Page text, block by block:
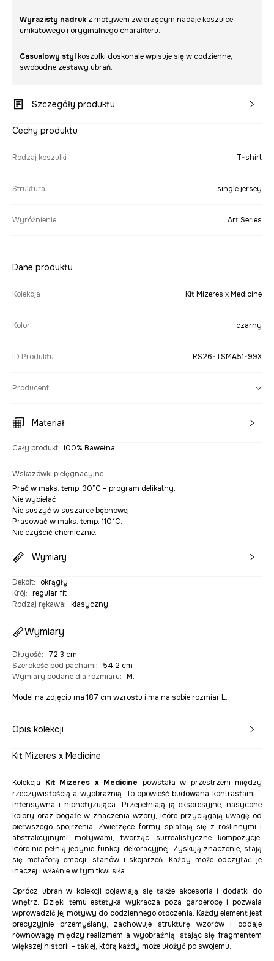
Wyrazisty nadruk z motywem zwierzęcym nadaje koszulce
unikatowego i oryginalnego charakteru.
Casualowy styl koszulki doskonale wpisuje się w codzienne,
swobodne zestawy ubrań.
Szczegóły produktu
Cechy produktu
Rodzaj koszulki T-shirt
Struktura single jersey
Wyróżnienie Art Series
Dane produktu
Kolekcja Kit Mizeres x Medicine
Kolor czarny
ID Produktu RS26-TSMA51-99X
Producent
Materiał
Cały produkt: 100% Bawełna
Wskazówki pielęgnacyjne:
Prać w maks. temp. 30°C – program delikatny.
Nie wybielać.
Nie suszyć w suszarce bębnowej.
Prasować w maks. temp. 110°C.
Nie czyścić chemicznie.
Wymiary
Dekolt:
okrągły
Krój: regular fit
Rodzaj rękawa: klasyczny
Wymiary
Długość:
72,3 cm
Szerokość pod pachami:
54,2 cm
Wymiary podane dla rozmiaru: M.
Model na zdjęciu ma 187 cm wzrostu i ma na sobie rozmiar L.
Opis kolekcji
Kit Mizeres x Medicine
Kolekcja Kit Mizeres x Medicine powstała w przestrzeni między
rzeczywistością a wyobraźnią. To opowieść budowana kontrastami –
intensywna i hipnotyzująca. Przepełniają ją ekspresyjne, nasycone
kolory oraz bogate w znaczenia wzory, które przyciągają uwagę od
pierwszego spojrzenia. Zwierzęce formy splatają się z roślinnymi i
abstrakcyjnymi motywami, tworząc surrealistyczne kompozycje,
które nie pełnią jedynie funkcji dekoracyjnej. Zyskują znaczenie, stają
się metaforą emocji, stanów i skojarzeń. Każdy może odczytać je
inaczej i właśnie w tym tkwi siła.
Oprócz ubrań w kolekcji pojawiają się także akcesoria i dodatki do
wnętrz. Dzięki temu estetyka wykracza poza garderobę i pozwala
wprowadzić jej motywy do codziennego otoczenia. Każdy element jest
precyzyjnie przemyślany, zachowuje strukturę wzorów i oddaje
równowagę między realizmem a wyobraźnią, stając się fragmentem
większej historii – takiej, którą każdy może ułożyć po swojemu.